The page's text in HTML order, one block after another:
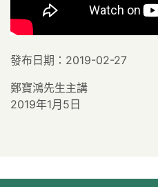
發布日期：2019-02-27
鄭寶鴻先生主講
2019年1月5日